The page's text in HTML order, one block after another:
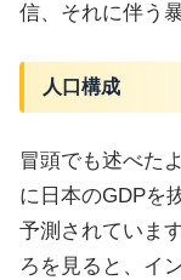
信、それに伴う
人口構成
冒頭でも述べた
に日本のGDPを
予測されていま
ろを見ると、イ